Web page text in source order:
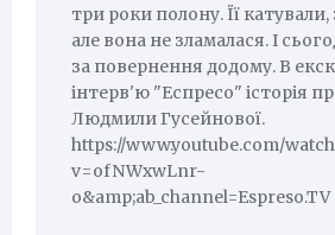
три роки полону. Її
але вона не зламалася. І
за повернення додому. В
інтерв'ю "Еспресо" історія
Людмили Гусейнової.
https://www.youtube.com/
v=ofNWxwLnr-
o&amp;ab_channel=Espreso.TV